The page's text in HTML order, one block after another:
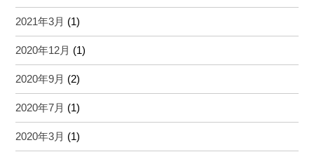
2021年3月 (1)
2020年12月 (1)
2020年9月 (2)
2020年7月 (1)
2020年3月 (1)